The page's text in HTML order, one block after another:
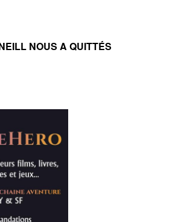
NOUS A QUITTÉS